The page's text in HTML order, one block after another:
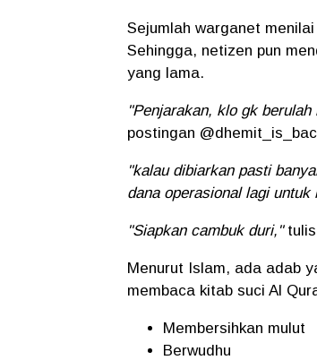
Sejumlah warganet
Sehingga, netizen pun
yang lama.
"Penjarakan, klo gk
postingan
"kalau dibiarkan pasti
dana operasional lagi
"Siapkan cambuk duri,"
Menurut Islam, ada adab
membaca kitab suci Al
Membersihkan mulut
Berwudhu